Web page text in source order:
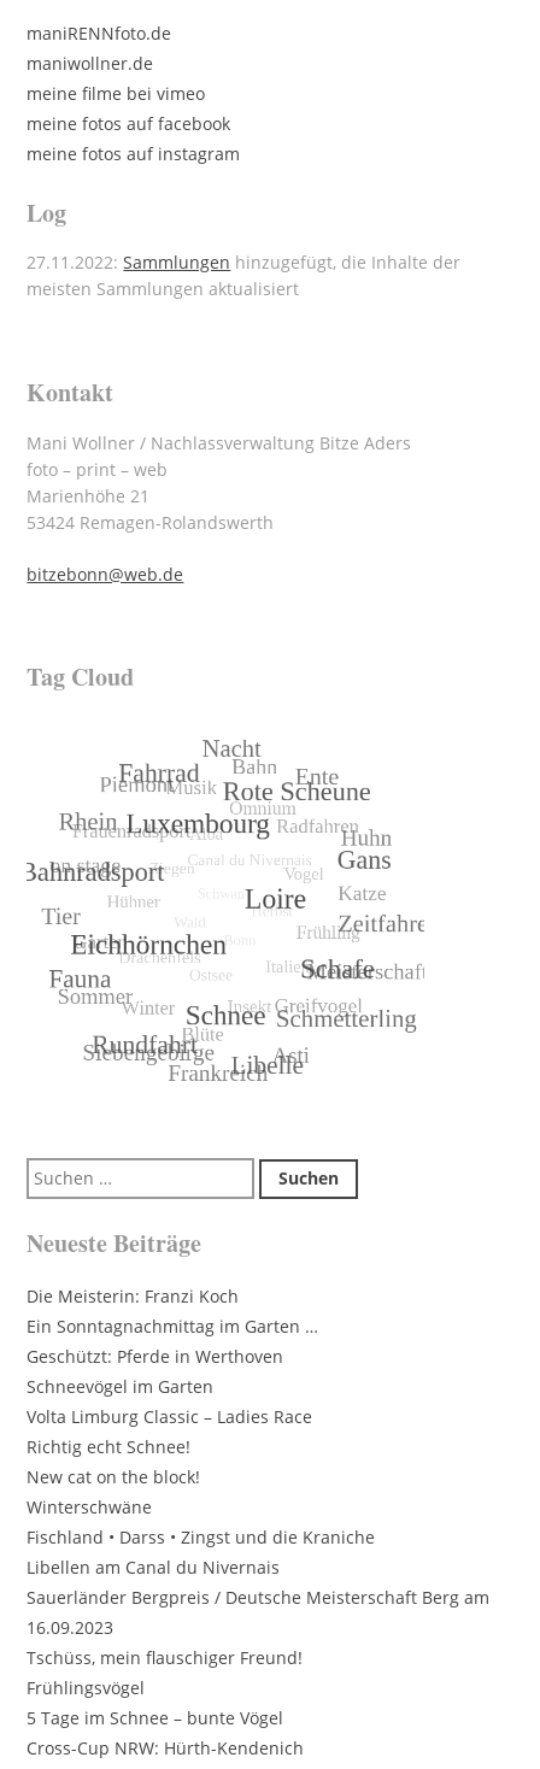
maniRENNfoto.de
maniwollner.de
meine filme bei vimeo
meine fotos auf facebook
meine fotos auf instagram
Log
27.11.2022:Sammlungen hinzugefügt, die Inhalte der
meisten Sammlungen aktualisiert
Kontakt
Mani Wollner / Nachlassverwaltung Bitze Aders
foto – print – web
Marienhöhe 21
53424 Remagen-Rolandswerth
bitzebonn@web.de
Tag Cloud
Suchen
nach:
Neueste Beiträge
Die Meisterin: Franzi Koch
Ein Sonntagnachmittag im Garten …
Geschützt: Pferde in Werthoven
Schneevögel im Garten
Volta Limburg Classic – Ladies Race
Richtig echt Schnee!
New cat on the block!
Winterschwäne
Fischland • Darss • Zingst und die Kraniche
Libellen am Canal du Nivernais
Sauerländer Bergpreis / Deutsche Meisterschaft Berg am
16.09.2023
Tschüss, mein flauschiger Freund!
Frühlingsvögel
5 Tage im Schnee – bunte Vögel
Cross-Cup NRW: Hürth-Kendenich